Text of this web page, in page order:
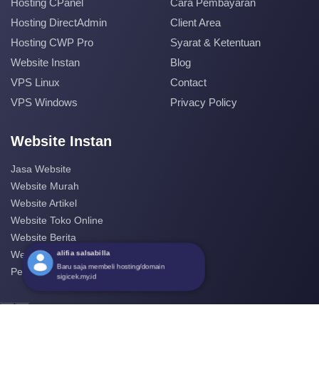
Hosting DirectAdmin
Hosting CWP Pro
Website Instan
VPS Linux
VPS Windows
Client Area
Syarat & Ketentuan
Blog
Contact
Privacy Policy
Website Instan
Jasa Website
Website Murah
Website Artikel
Website Toko Online
Website Berita
Website Perusahaan
Pembuatan Website
alifia salsabilla
Baru saja membeli hosting/domain
sigicek.my.id